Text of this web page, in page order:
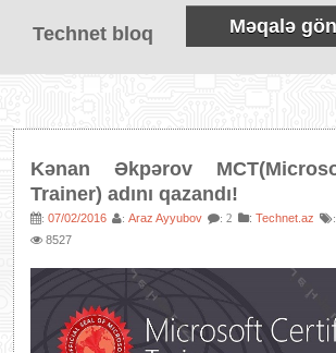
SUAL-
Technet bloq Məqalə
Kənan Əkpərov
Trainer) adını qazandı!
: 07/02/2016 : Araz Ayyubov : 2 : Technet.az :
8527